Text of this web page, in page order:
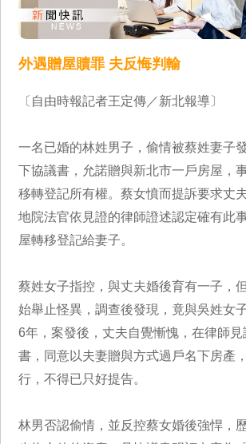
外遇贈屋贖罪 夫反悔判輸
〔自由時報記者王定傳／新北報導〕
一名已婚的林姓男子，偷情被蔡姓妻子
下協議書，允諾贈與新北市一戶房屋，
移轉登記所有權。蔡女憤而提訴要求丈
地院法官依見證的律師證述認定確有此
屋轉移登記給妻子。
蔡姓女子指控，與丈夫婚後育有一子，
始舉止怪異，調查後發現，竟與吳姓女
6年，案發後，丈夫自覺慚愧，在律師
書，同意以夫妻贈與方式過戶名下房產
行，不得已只好提告。
林男否認偷情，並反控蔡女婚後強悍，